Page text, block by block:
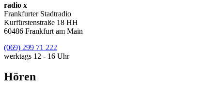
radio x
Frankfurter Stadtradio
Kurfürstenstraße 18 HH
60486 Frankfurt am Main
(069) 299 71 222
werktags 12 - 16 Uhr
Hören